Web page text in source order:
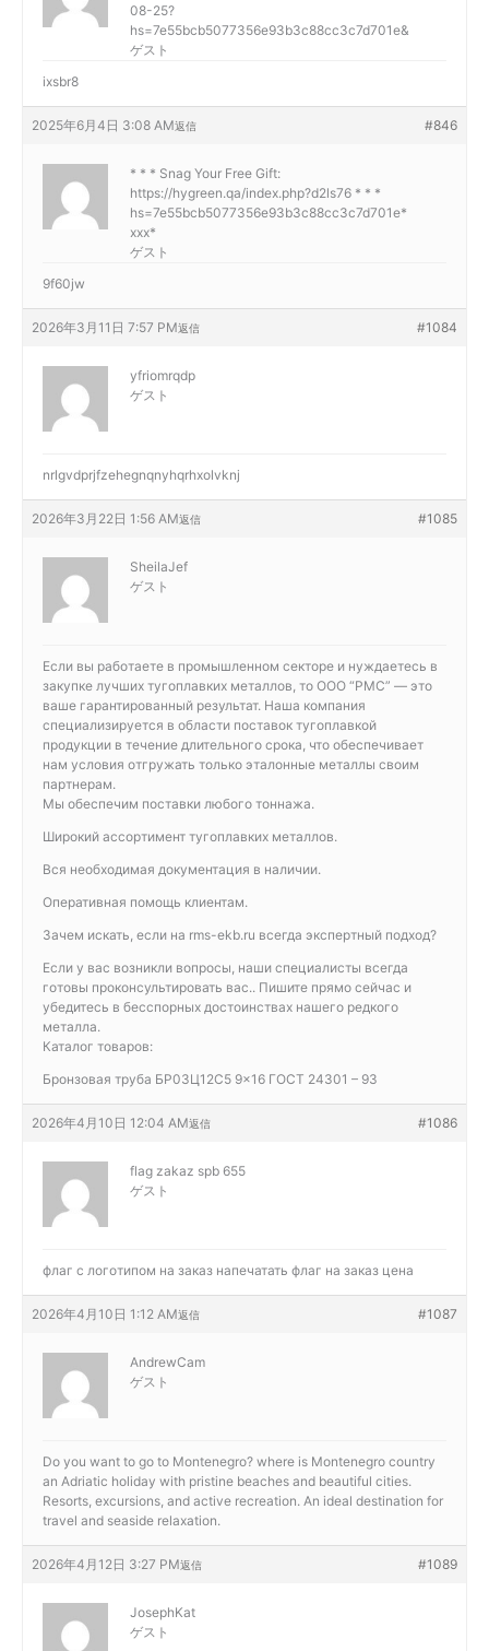
08-25?
hs=7e55bcb5077356e93b3c88cc3c7d701e&
ゲスト
ixsbr8
2025年6月4日 3:08 AM #846
返信
* * * Snag Your Free Gift:
https://hygreen.qa/index.php?d2ls76 * * *
hs=7e55bcb5077356e93b3c88cc3c7d701e*
ххх*
ゲスト
9f60jw
2026年3月11日 7:57 PM #1084
返信
yfriomrqdp
ゲスト
nrlgvdprjfzehegnqnyhqrhxolvknj
2026年3月22日 1:56 AM #1085
返信
SheilaJef
ゲスト
Если вы работаете в промышленном секторе и нуждаетесь в
закупке лучших тугоплавких металлов, то ООО “РМС” — это
ваше гарантированный результат. Наша компания
специализируется в области поставок тугоплавкой
продукции в течение длительного срока, что обеспечивает
нам условия отгружать только эталонные металлы своим
партнерам.
Мы обеспечим поставки любого тоннажа.
Широкий ассортимент тугоплавких металлов.
Вся необходимая документация в наличии.
Оперативная помощь клиентам.
Зачем искать, если на rms-ekb.ru всегда экспертный подход?
Если у вас возникли вопросы, наши специалисты всегда
готовы проконсультировать вас.. Пишите прямо сейчас и
убедитесь в бесспорных достоинствах нашего редкого
металла.
Каталог товаров:
Бронзовая труба БР03Ц12С5 9×16 ГОСТ 24301 – 93
2026年4月10日 12:04 AM #1086
返信
flag zakaz spb 655
ゲスト
флаг с логотипом на заказ напечатать флаг на заказ цена
2026年4月10日 1:12 AM #1087
返信
AndrewCam
ゲスト
Do you want to go to Montenegro? where is Montenegro country
an Adriatic holiday with pristine beaches and beautiful cities.
Resorts, excursions, and active recreation. An ideal destination for
travel and seaside relaxation.
2026年4月12日 3:27 PM #1089
返信
JosephKat
ゲスト